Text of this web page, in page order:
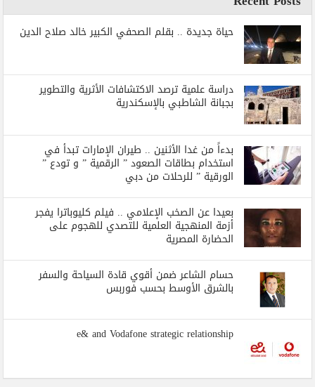
حياة جديدة .. بقلم الصحفي الكبير خالد صلاح الدين
دراسة علمية ترصد الاكتشافات الأثرية والتطوير
بجبانة الشاطبي بالإسكندرية
بدءاً من غدا الأثنين .. طيران الإمارات تبدأ في
استخدام بطاقات الصعود ” الرقمية ” و تودع ”
الورقية ” للرحلات من دبي
بعيدا عن الصخب الإعلامي .. فيلم كليوباترا يفجر
أزمة المنهجية العلمية للتصدي للهجوم على
الحضارة المصرية
حسام الشاعر ضمن أقوي قادة السياحة والسفر
بالشرق الأوسط بحسب فوربس
e& and Vodafone strategic relationship